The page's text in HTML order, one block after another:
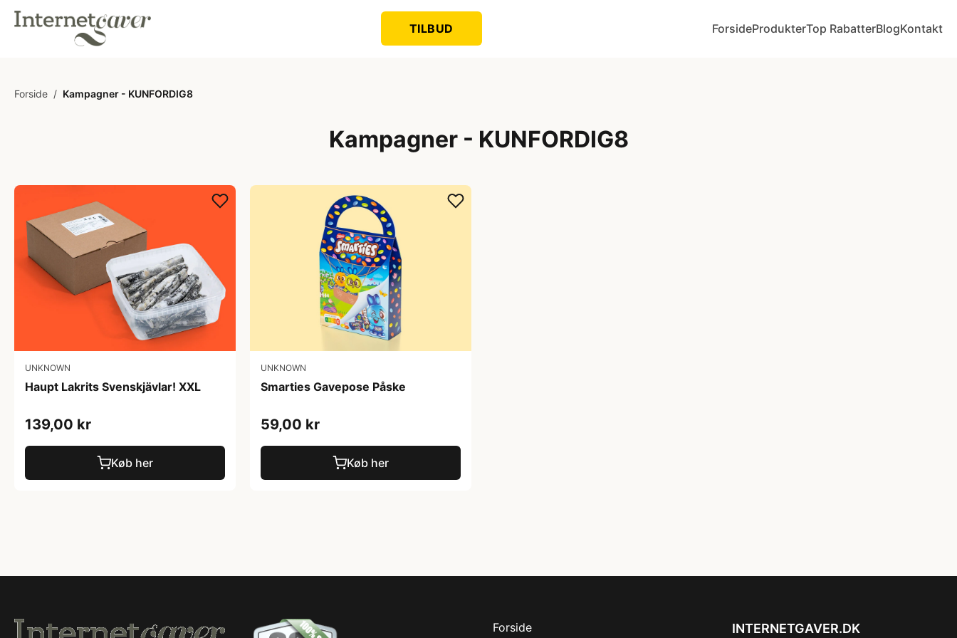
TILBUD ForsideProdukterTop RabatterBlogKontakt
Forside / Kampagner - KUNFORDIG8
Kampagner - KUNFORDIG8
UNKNOWN
Haupt Lakrits Svenskjävlar! XXL
139,00 kr
Køb her
UNKNOWN
Smarties Gavepose Påske
59,00 kr
Køb her
Forside
INTERNETGAVER.DK